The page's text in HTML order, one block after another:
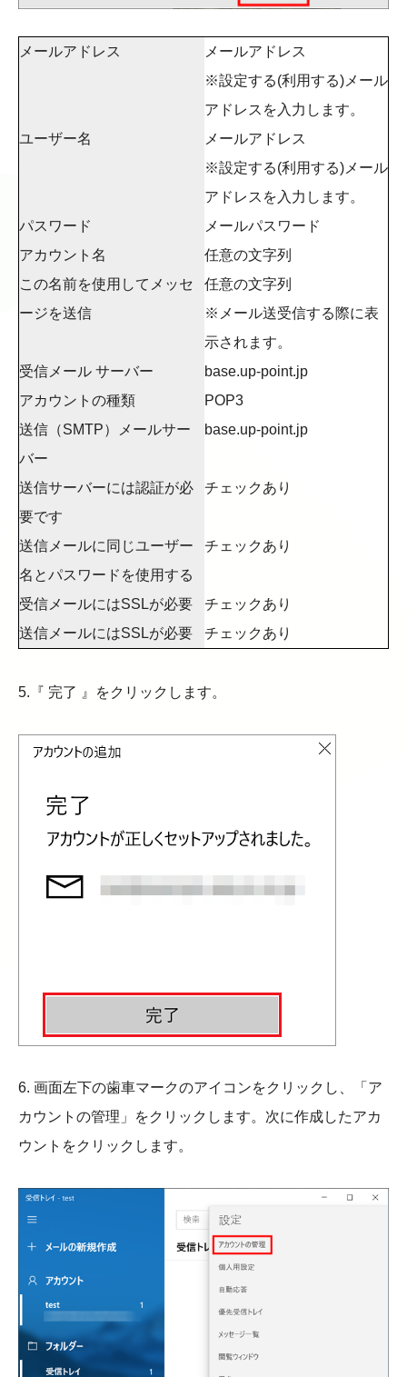
メールアドレス
メールアドレス
※設定する(利用する)メール
アドレスを入力します。
ユーザー名
メールアドレス
※設定する(利用する)メール
アドレスを入力します。
パスワード
メールパスワード
アカウント名
任意の文字列
この名前を使用してメッセ
ージを送信
任意の文字列
※メール送受信する際に表
示されます。
受信メール サーバー
base.up-point.jp
アカウントの種類
POP3
送信（SMTP）メールサー
バー
base.up-point.jp
送信サーバーには認証が必
要です
チェックあり
送信メールに同じユーザー
名とパスワードを使用する
チェックあり
受信メールにはSSLが必要
チェックあり
送信メールにはSSLが必要
チェックあり
5.『 完了 』をクリックします。
6. 画面左下の歯車マークのアイコンをクリックし、「ア
カウントの管理」をクリックします。次に作成したアカ
ウントをクリックします。